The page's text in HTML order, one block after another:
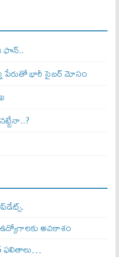
ఫొన్..
పేరుతో భారీ సైబర్ మోసం
ఉద్యోగాలకు అవకాశం
ఫలితాలు…